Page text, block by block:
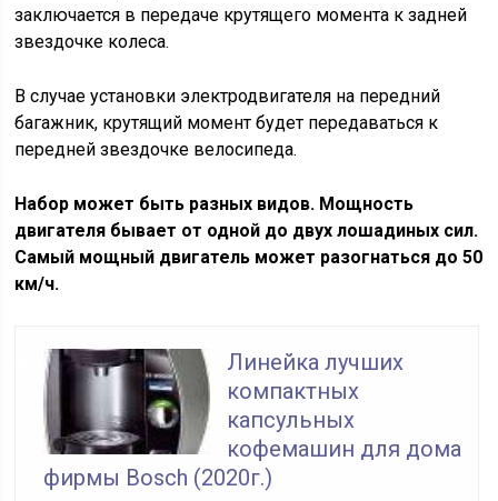
заключается в передаче крутящего момента к задней
звездочке колеса.
В случае установки электродвигателя на передний
багажник, крутящий момент будет передаваться к
передней звездочке велосипеда.
Набор может быть разных видов. Мощность
двигателя бывает от одной до двух лошадиных сил.
Самый мощный двигатель может разогнаться до 50
км/ч.
Линейка лучших
компактных
капсульных
кофемашин для дома
фирмы Bosch (2020г.)